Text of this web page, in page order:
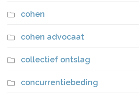
cohen
cohen advocaat
collectief ontslag
concurrentiebeding